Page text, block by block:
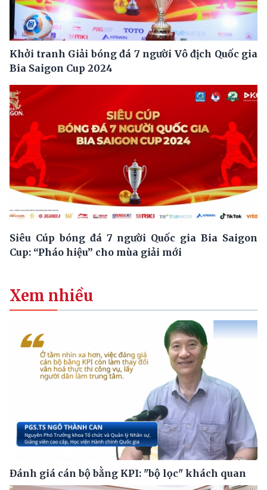
Khởi tranh Giải bóng đá 7 người Vô địch Quốc gia
Bia Saigon Cup 2024
Siêu Cúp bóng đá 7 người Quốc gia Bia Saigon
Cup: “Pháo hiệu” cho mùa giải mới
Xem nhiều
Đánh giá cán bộ bằng KPI: "bộ lọc" khách quan